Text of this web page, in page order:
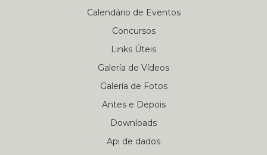
Calendário de Eventos
Concursos
Links Úteis
Galería de Vídeos
Galería de Fotos
Antes e Depois
Downloads
Api de dados